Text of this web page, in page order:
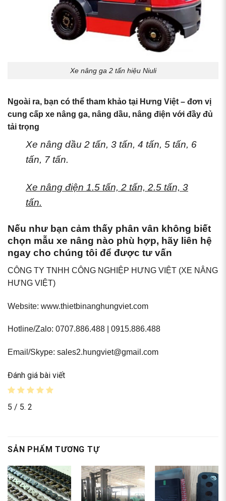
Xe nâng ga 2 tấn hiệu Niuli
Ngoài ra, bạn có thể tham khảo tại Hưng Việt – đơn vị
cung cấp xe nâng ga, nâng dầu, nâng điện với đầy đủ
tải trọng
Xe nâng dầu 2 tấn, 3 tấn, 4 tấn, 5 tấn, 6
tấn, 7 tấn.
Xe nâng điện 1.5 tấn, 2 tấn, 2.5 tấn, 3
tấn.
Nếu như bạn cảm thấy phân vân không biết
chọn mẫu xe nâng nào phù hợp, hãy liên hệ
ngay cho chúng tôi để được tư vấn
CÔNG TY TNHH CÔNG NGHIỆP HƯNG VIỆT (XE NÂNG
HƯNG VIỆT)
Website: www.thietbinanghungviet.com
Hotline/Zalo: 0707.886.488 | 0915.886.488
Email/Skype: sales2.hungviet@gmail.com
Đánh giá bài viết
5 / 5. 2
SẢN PHẨM TƯƠNG TỰ